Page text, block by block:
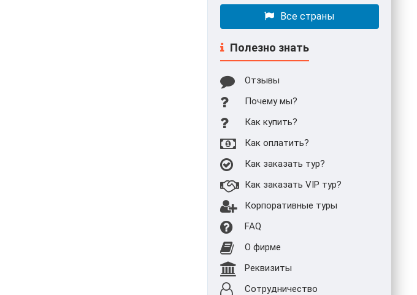
Все страны
Полезно знать
Отзывы
Почему мы?
Как купить?
Как оплатить?
Как заказать тур?
Как заказать VIP тур?
Корпоративные туры
FAQ
О фирме
Реквизиты
Сотрудничество